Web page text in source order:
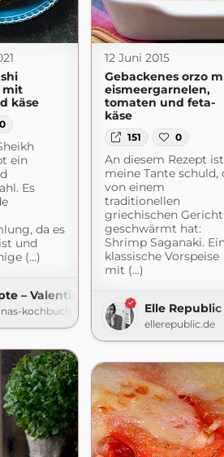
mit
käse
0
ein
Es
da es
und
(...)
– Valentinas-Kochbuch.de
kochbuch.de
12 Juni 2015
Gebackenes orzo
eismeergarnelen,
tomaten und feta-
käse
151 0
An diesem Rezept ist
meine Tante schuld,
von einem
traditionellen
griechischen Gericht
geschwärmt hat:
Shrimp Saganaki.
klassische Vorspeise
mit (...)
Elle Republic
ellerepublic.de